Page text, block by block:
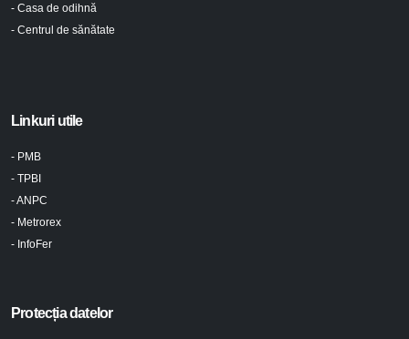
- Casa de odihnă
- Centrul de sănătate
Linkuri utile
- PMB
- TPBI
- ANPC
- Metrorex
- InfoFer
Protecția datelor